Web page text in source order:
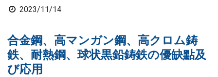
2023/11/14
合金鋼、高マンガン鋼、高クロム鋳
鉄、耐熱鋼、球状黒鉛鋳鉄の優缺點及
び応用